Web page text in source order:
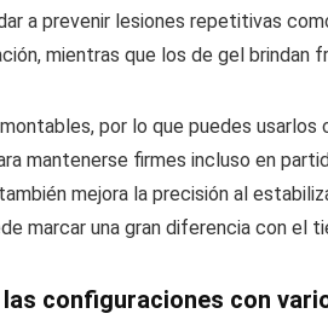
a prevenir lesiones repetitivas
mientras que los de gel brindan
por lo que puedes
mantenerse firmes incluso en
mejora la precisión al
marcar una gran diferencia con el
configuraciones con